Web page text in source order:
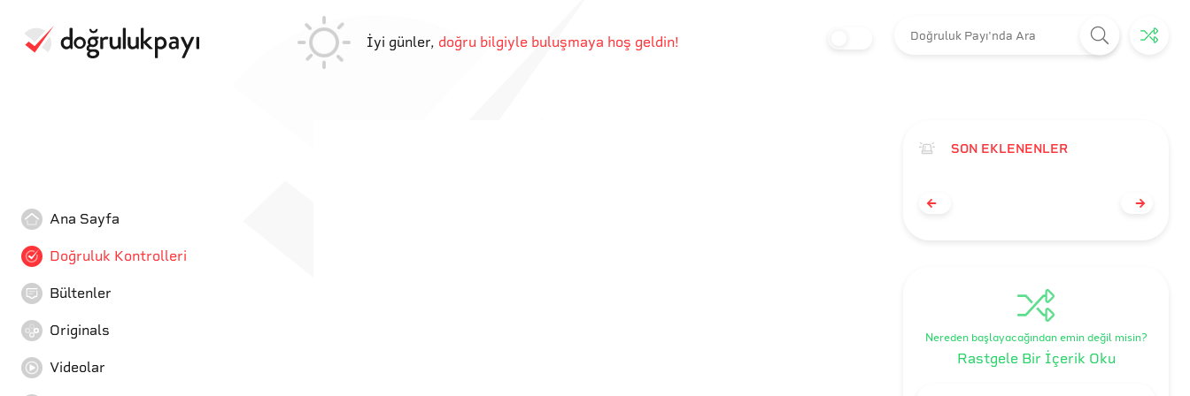
İyi günler, doğru bilgiyle buluşmaya hoş geldin!
Ana Sayfa
Doğruluk Kontrolleri
Bültenler
Originals
Videolar
SON EKLENENLER
Nereden başlayacağından emin değil misin?
Rastgele Bir İçerik Oku